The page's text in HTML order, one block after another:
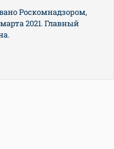
Роскомнадзором,
2021. Главный